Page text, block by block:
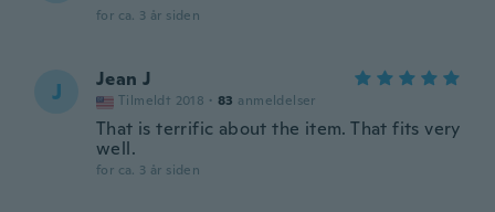
for ca. 3 år siden
J Jean J
Tilmeldt 2018 · 83 anmeldelser
That is terrific about the item. That fits very
well.
for ca. 3 år siden